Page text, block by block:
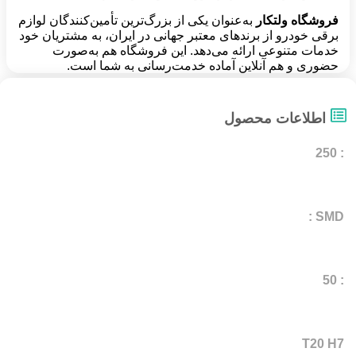
فروشگاه ولتکار به‌عنوان یکی از بزرگ‌ترین تأمین‌کنندگان لوازم
برقی خودرو از برندهای معتبر جهانی در ایران، به مشتریان خود
خدمات متنوعی ارائه می‌دهد. این فروشگاه هم به‌صورت
حضوری و هم آنلاین آماده خدمت‌رسانی به شما است.
اطلاعات محصول
: 250
SMD :
: 50
T20 H7